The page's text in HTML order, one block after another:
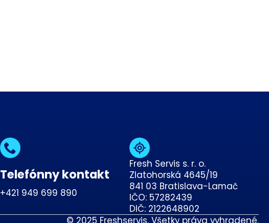
Telefónny kontakt
+421 949 699 890
Fresh Servis s. r. o.
Zlatohorská 4645/19
841 03 Bratislava-Lamač
IČO: 57282439
DIČ: 2122648902
© 2025 Freshservis. Všetky práva vyhradené.